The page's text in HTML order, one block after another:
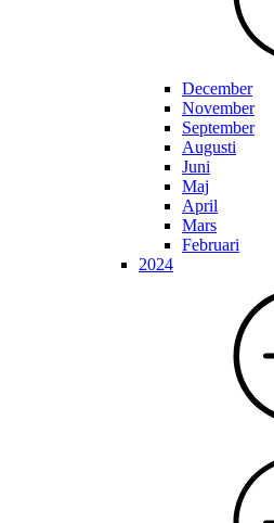
December
November
September
Augusti
Juni
Maj
April
Mars
Februari
2024